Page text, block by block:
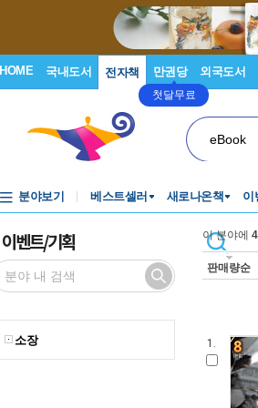
HOME 국내도서 전자책 만권당
첫달무료
외국도서
eBook
분야보기 베스트셀러 새로나온책 이
이벤트/기획
소장
이 분야에 4
판매량순
1.